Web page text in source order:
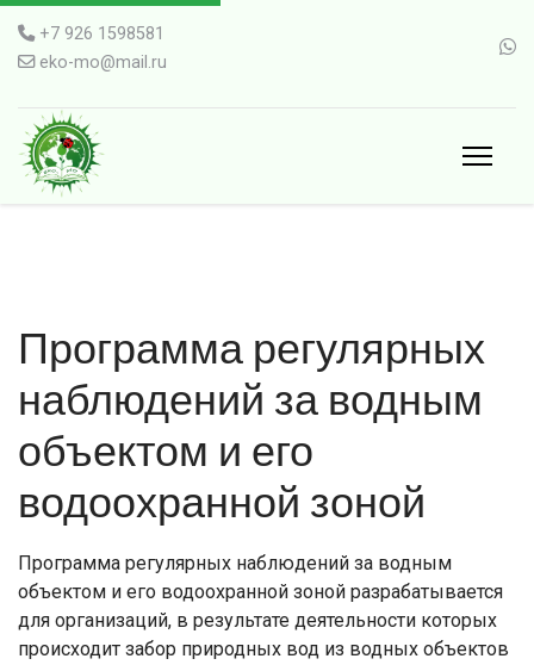
+7 926 1598581
eko-mo@mail.ru
Программа регулярных
наблюдений за водным
объектом и его
водоохранной зоной
Программа регулярных наблюдений за водным
объектом и его водоохранной зоной разрабатывается
для организаций, в результате деятельности которых
происходит забор природных вод из водных объектов